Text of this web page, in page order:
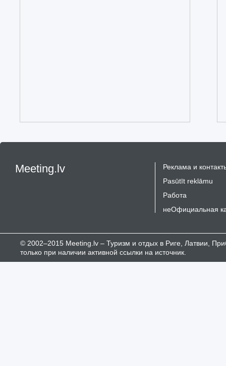
Meeting.lv
Реклама и
Pasūtīt reklāmu
Работа
неОфициальная
© 2002–2015 Meeting.lv – Туризм и отдых в Риге, Латвии,
только при наличии активной ссылки на источник.